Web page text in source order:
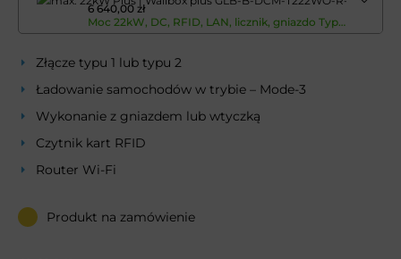
6 640,00 zł
Moc 22kW, DC, RFID, LAN, licznik, gniazdo Typ2 - instalacja musi być doposażona w wyłącznik różnicowoprądowy typ A (RCD typ A) oraz wyłącznik nadmiarowo-prądowy (MCB).Moc 22kW, DC, RFID, LAN, licznik, gniazdo Typ2 - instalacja musi być doposażona w wyłącznik różnicowoprądowy typ A (RCD typ A) oraz wyłącznik nadmiarowo-prądowy (MCB).Moc 22kW, DC, RFID, LAN, licznik, gniazdo Typ2 - instalacja musi być doposażona w wyłącznik różnicowoprądowy typ A (RCD typ A) oraz wyłącznik nadmiarowo-prądowy (MCB).Moc 22kW, DC, RFID, LAN, licznik, gniazdo Typ2 - instalacja musi być doposażona w wyłącznik różnicowoprądowy typ A (RCD typ A) oraz wyłącznik nadmiarowo-prądowy (MCB).
Złącze typu 1 lub typu 2
Ładowanie samochodów w trybie – Mode-3
Wykonanie z gniazdem lub wtyczką
Czytnik kart RFID
Router Wi-Fi
Produkt na zamówienie